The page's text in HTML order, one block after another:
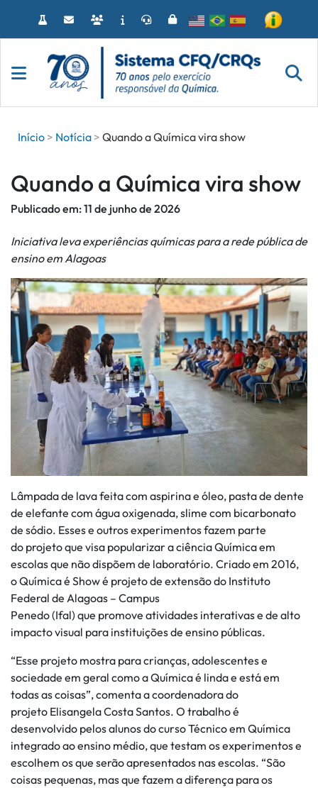
o
Início
Notícia Quando a Química vira show
Quando a Química vira show
Publicado em:11 de junho de 2026
Iniciativa leva experiências químicas para a rede pública de
ensino em Alagoas
Lâmpada de lava feita com aspirina e óleo, pasta de dente
de elefante com água oxigenada, slime com bicarbonato
de sódio. Esses e outros experimentos fazem parte
do projeto que visa popularizar a ciência Química em
escolas que não dispõem de laboratório. Criado em 2016,
o Química é Show é projeto de extensão do Instituto
Federal de Alagoas – Campus
Penedo (Ifal) que promove atividades interativas e de alto
impacto visual para instituições de ensino públicas.
“Esse projeto mostra para crianças, adolescentes e
sociedade em geral como a Química é linda e está em
todas as coisas”, comenta a coordenadora do
projeto Elisangela Costa Santos. O trabalho é
desenvolvido pelos alunos do curso Técnico em Química
integrado ao ensino médio, que testam os experimentos e
escolhem os que serão apresentados nas escolas. “São
coisas pequenas, mas que fazem a diferença para os